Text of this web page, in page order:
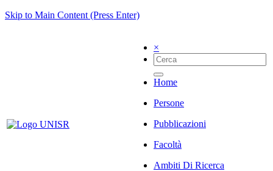
Skip to Main Content (Press Enter)
×
Home
Persone
Pubblicazioni
Facoltà
Ambiti Di Ricerca